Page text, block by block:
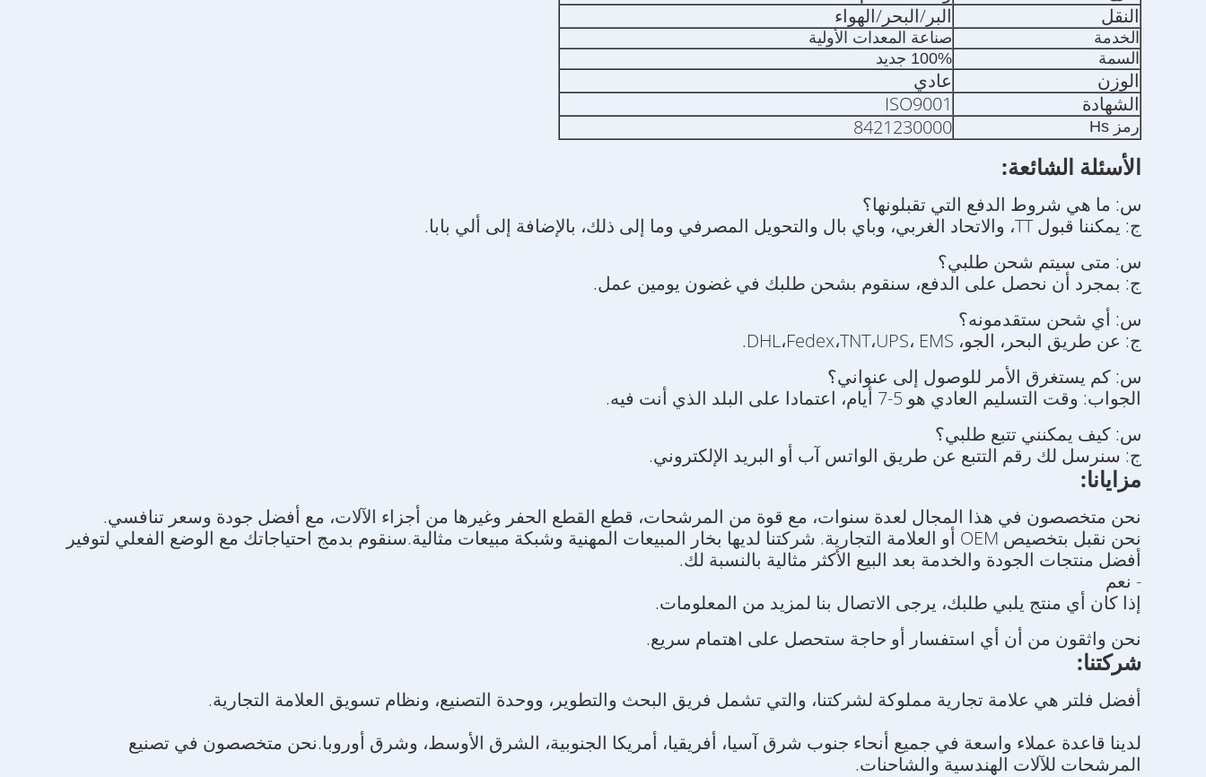
النقل
البر/البحر/الهواء
الخدمة
صناعة المعدات الأولية
السمة
100% جديد
الوزن
عادي
الشهادة
ISO9001
رمز Hs 8421230000
الأسئلة الشائعة:
س: ما هي شروط الدفع التي تقبلونها؟
ج: يمكننا قبول TT، والاتحاد الغربي، وباي بال والتحويل المصرفي وما إلى ذلك، بالإضافة إلى ألي بابا.
س: متى سيتم شحن طلبي؟
ج: بمجرد أن نحصل على الدفع، سنقوم بشحن طلبك في غضون يومين عمل.
س: أي شحن ستقدمونه؟
ج: عن طريق البحر، الجو، DHL،Fedex،TNT،UPS، EMS.
س: كم يستغرق الأمر للوصول إلى عنواني؟
الجواب: وقت التسليم العادي هو 5-7 أيام، اعتمادا على البلد الذي أنت فيه.
س: كيف يمكنني تتبع طلبي؟
ج: سنرسل لك رقم التتبع عن طريق الواتس آب أو البريد الإلكتروني.
مزايانا:
نحن متخصصون في هذا المجال لعدة سنوات، مع قوة من المرشحات، قطع القطع الحفر وغيرها من أجزاء الآلات، مع أفضل جودة وسعر تنافسي.
نحن نقبل بتخصيص OEM أو العلامة التجارية. شركتنا لديها بخار المبيعات المهنية وشبكة مبيعات مثالية.سنقوم بدمج احتياجاتك مع الوضع الفعلي لتوفير
أفضل منتجات الجودة والخدمة بعد البيع الأكثر مثالية بالنسبة لك.
- نعم
إذا كان أي منتج يلبي طلبك، يرجى الاتصال بنا لمزيد من المعلومات.
نحن واثقون من أن أي استفسار أو حاجة ستحصل على اهتمام سريع.
شركتنا:
أفضل فلتر هي علامة تجارية مملوكة لشركتنا، والتي تشمل فريق البحث والتطوير، ووحدة التصنيع، ونظام تسويق العلامة التجارية.
لدينا قاعدة عملاء واسعة في جميع أنحاء جنوب شرق آسيا، أفريقيا، أمريكا الجنوبية، الشرق الأوسط، وشرق أوروبا.نحن متخصصون في تصنيع
المرشحات للآلات الهندسية والشاحنات.